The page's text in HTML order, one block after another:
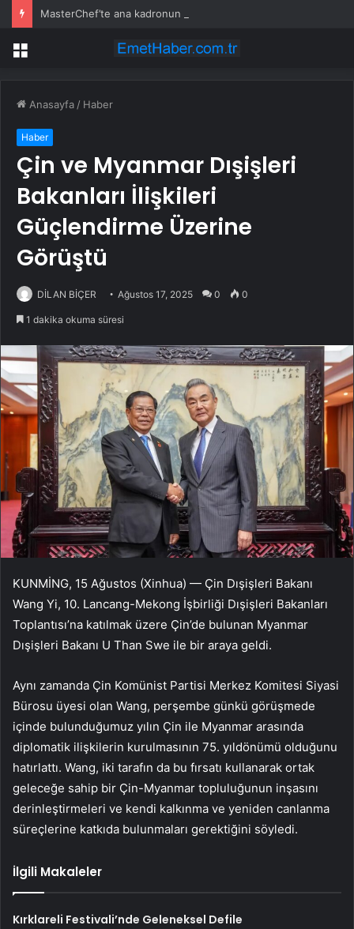
Menü
Anasayfa / Haber
Haber
Çin ve Myanmar Dışişleri
Bakanları İlişkileri
Güçlendirme Üzerine
Görüştü
DİLAN BİÇER Ağustos 17, 2025 0 0
1 dakika okuma süresi
KUNMİNG, 15 Ağustos (Xinhua) — Çin Dışişleri Bakanı
Wang Yi, 10. Lancang-Mekong İşbirliği Dışişleri Bakanları
Toplantısı’na katılmak üzere Çin’de bulunan Myanmar
Dışişleri Bakanı U Than Swe ile bir araya geldi.
Aynı zamanda Çin Komünist Partisi Merkez Komitesi Siyasi
Bürosu üyesi olan Wang, perşembe günkü görüşmede
içinde bulunduğumuz yılın Çin ile Myanmar arasında
diplomatik ilişkilerin kurulmasının 75. yıldönümü olduğunu
hatırlattı. Wang, iki tarafın da bu fırsatı kullanarak ortak
geleceğe sahip bir Çin-Myanmar topluluğunun inşasını
derinleştirmeleri ve kendi kalkınma ve yeniden canlanma
süreçlerine katkıda bulunmaları gerektiğini söyledi.
İlgili Makaleler
Kırklareli Festivali’nde Geleneksel Defile